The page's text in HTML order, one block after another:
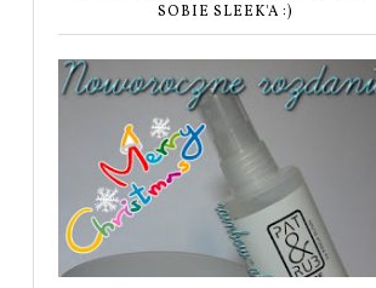
SOBIE SLEEK'A :)